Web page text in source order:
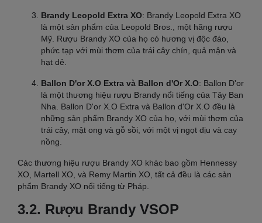
Brandy Leopold Extra XO: Brandy Leopold Extra XO
là một sản phẩm của Leopold Bros., một hãng rượu
Mỹ. Rượu Brandy XO của họ có hương vị độc đáo,
phức tạp với mùi thơm của trái cây chín, quả mận và
hạt dẻ.
Ballon D'or X.O Extra và Ballon d'Or X.O: Ballon D'or
là một thương hiệu rượu Brandy nổi tiếng của Tây Ban
Nha. Ballon D'or X.O Extra và Ballon d'Or X.O đều là
những sản phẩm Brandy XO của họ, với mùi thơm của
trái cây, mật ong và gỗ sồi, với một vị ngọt dịu và cay
nồng.
Các thương hiệu rượu Brandy XO khác bao gồm Hennessy
XO, Martell XO, và Remy Martin XO, tất cả đều là các sản
phẩm Brandy XO nổi tiếng từ Pháp.
3.2. Rượu Brandy VSOP